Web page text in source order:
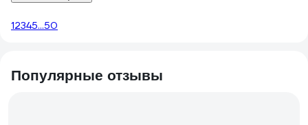
12345...50
Популярные отзывы